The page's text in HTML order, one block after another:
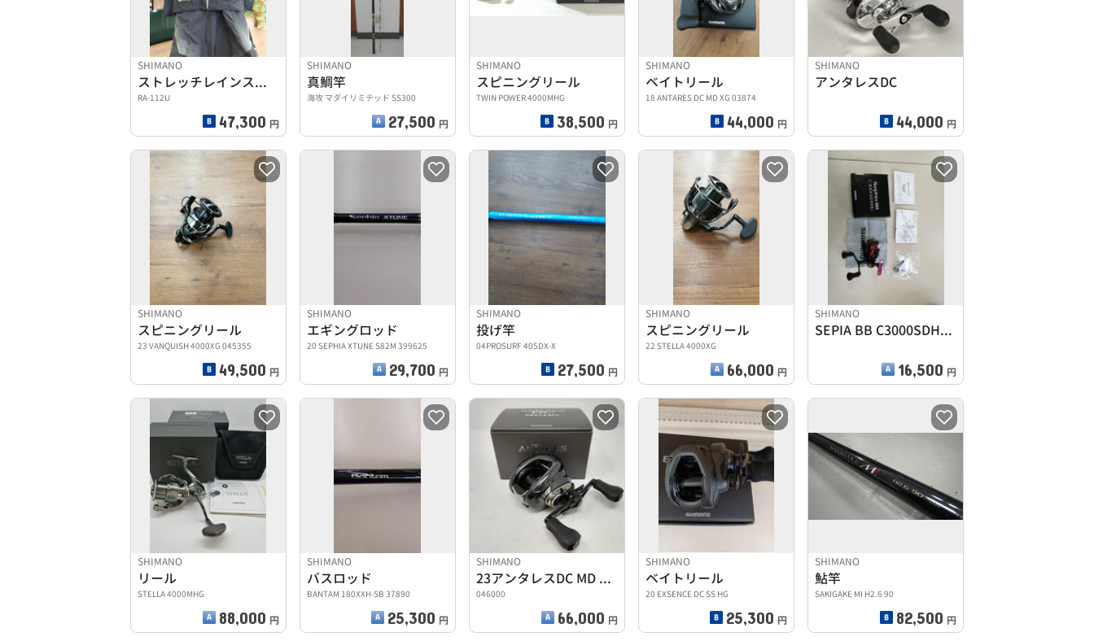
SHIMANO
ストレッチレインスーツ
RA-112U
47,300 円
SHIMANO
真鯛竿
海攻 マダイリミテッド SS300
27,500 円
SHIMANO
スピニングリール
TWIN POWER 4000MHG
38,500 円
SHIMANO
ベイトリール
18 ANTARES DC MD XG 03874
44,000 円
SHIMANO
アンタレスDC
44,000 円
SHIMANO
スピニングリール
23 VANQUISH 4000XG 045355
49,500 円
SHIMANO
エギングロッド
20 SEPHIA XTUNE S82M 399625
29,700 円
SHIMANO
投げ竿
04PROSURF 405DX-X
27,500 円
SHIMANO
スピニングリール
22 STELLA 4000XG
66,000 円
SHIMANO
SEPIA BB C3000SDHHG
16,500 円
SHIMANO
リール
STELLA 4000MHG
88,000 円
SHIMANO
バスロッド
BANTAM 180XXH-SB 37890
25,300 円
SHIMANO
23アンタレスDC MD HG右
046000
66,000 円
SHIMANO
ベイトリール
20 EXSENCE DC SS HG
25,300 円
SHIMANO
鮎竿
SAKIGAKE MI H2.6 90
82,500 円